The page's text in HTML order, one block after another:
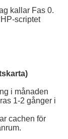
kallar Fas 0.
scriptet
i månaden
1-2 gånger i
cachen för